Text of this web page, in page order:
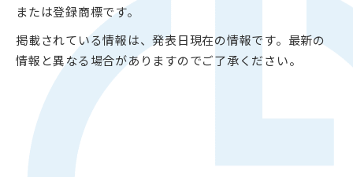
または登録商標です。
掲載されている情報は、発表日現在の情報です。最新の
情報と異なる場合がありますのでご了承ください。